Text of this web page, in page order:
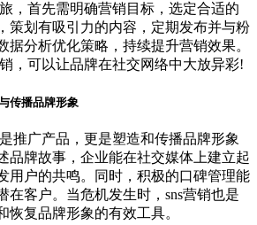
首先需明确营销目标，选定合适的
策划有吸引力的内容，定期发布并与粉
据分析优化策略，持续提升营销效果。
，可以让品牌在社交网络中大放异彩!
传播品牌形象
广产品，更是塑造和传播品牌形象
品牌故事，企业能在社交媒体上建立起
用户的共鸣。同时，积极的口碑管理能
在客户。当危机发生时，sns营销也是
恢复品牌形象的有效工具。